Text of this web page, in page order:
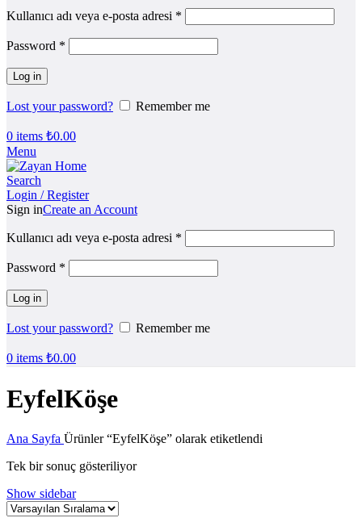
Kullanıcı adı veya e-posta adresi *
Password *
Log in
Lost your password? Remember me
0 items ₺0.00
Menu
Search
Login / Register
Sign inCreate an Account
Kullanıcı adı veya e-posta adresi *
Password *
Log in
Lost your password? Remember me
0 items ₺0.00
EyfelKöşe
Ana Sayfa Ürünler “EyfelKöşe” olarak etiketlendi
Tek bir sonuç gösteriliyor
Show sidebar